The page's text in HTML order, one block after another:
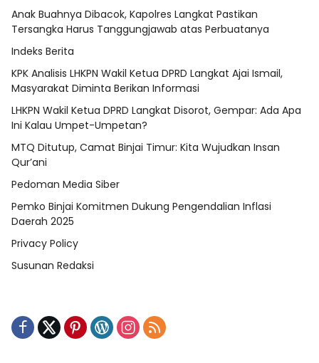
Anak Buahnya Dibacok, Kapolres Langkat Pastikan
Tersangka Harus Tanggungjawab atas Perbuatanya
Indeks Berita
KPK Analisis LHKPN Wakil Ketua DPRD Langkat Ajai Ismail,
Masyarakat Diminta Berikan Informasi
LHKPN Wakil Ketua DPRD Langkat Disorot, Gempar: Ada Apa
Ini Kalau Umpet-Umpetan?
MTQ Ditutup, Camat Binjai Timur: Kita Wujudkan Insan
Qur’ani
Pedoman Media Siber
Pemko Binjai Komitmen Dukung Pengendalian Inflasi
Daerah 2025
Privacy Policy
Susunan Redaksi